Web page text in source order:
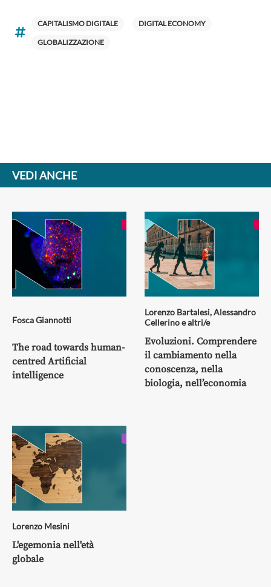
CAPITALISMO DIGITALE DIGITAL ECONOMY
GLOBALIZZAZIONE
VEDI ANCHE
Fosca Giannotti
The road towards human-
centred Artificial
intelligence
Lorenzo Bartalesi,Alessandro
Cellerinoe altri/e
Evoluzioni. Comprendere
il cambiamento nella
conoscenza, nella
biologia, nell’economia
Lorenzo Mesini
L'egemonia nell'età
globale